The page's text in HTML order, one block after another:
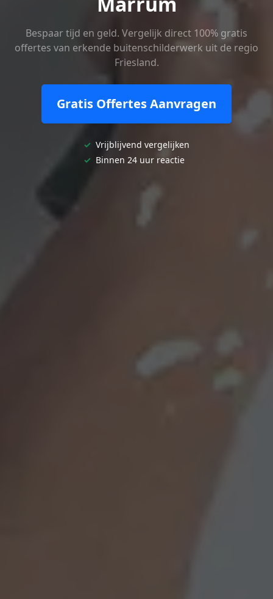
Bespaar tijd en geld. Vergelijk direct 100% gratis
offertes van erkende buitenschilderwerk uit de regio
Friesland.
Gratis Offertes Aanvragen
✓ Vrijblijvend vergelijken
✓ Binnen 24 uur reactie